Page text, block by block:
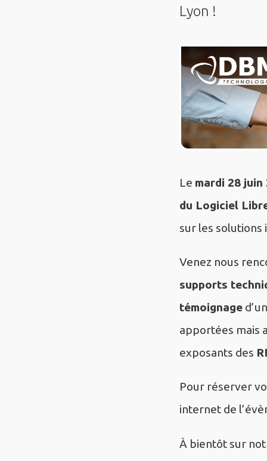
Lyon !
Le mardi 28 juin
du Logiciel
sur les
Venez nous
supports
témoignage
apportées mais
exposants des
Pour réserver
internet de
À bientôt sur